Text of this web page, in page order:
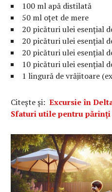
100 ml apă distilată
50 ml oțet de mere
20 picături ulei esențial
20 picături ulei esențial
20 picături ulei esențial
10 picături ulei esențial
1 lingură de vrăjitoare
Citește și:Excursie în
Sfaturi utile pentru părinți